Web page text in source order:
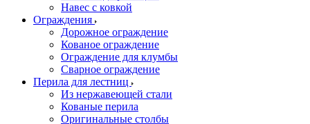
Навес с ковкой
Ограждения
Дорожное ограждение
Кованое ограждение
Ограждение для клумбы
Сварное ограждение
Перила для лестниц
Из нержавеющей стали
Кованые перила
Оригинальные столбы